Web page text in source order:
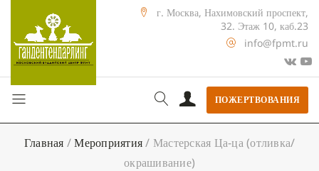
г. Москва, Нахимовский проспект,
32. Этаж 10, каб.23
info@fpmt.ru
ПОЖЕРТВОВАНИЯ
Главная /Мероприятия/ Мастерская Ца-ца (отливка/
окрашивание)